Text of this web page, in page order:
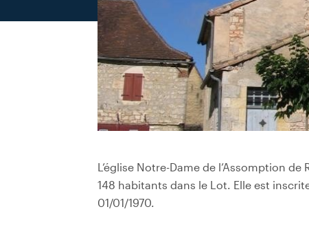
L’église Notre-Dame de l’Assomption
148 habitants dans le Lot. Elle est
01/01/1970.